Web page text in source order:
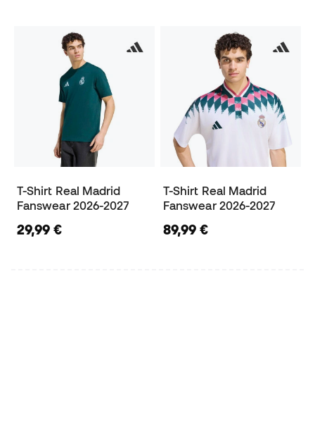
T-Shirt Real Madrid
Fanswear 2026-2027
29,99 €
T-Shirt Real Madrid
Fanswear 2026-2027
89,99 €